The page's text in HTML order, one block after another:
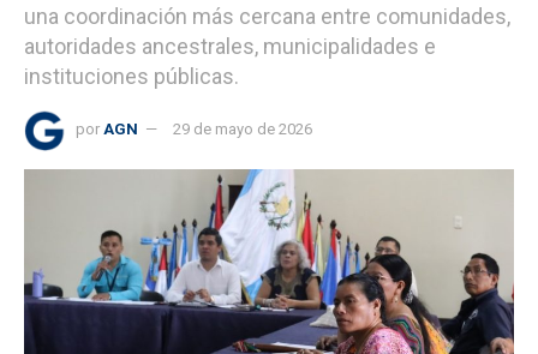
una coordinación más cercana entre comunidades,
autoridades ancestrales, municipalidades e
instituciones públicas.
por AGN 29 de mayo de 2026